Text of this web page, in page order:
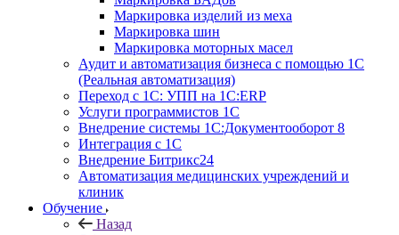
Маркировка изделий из меха
Маркировка шин
Маркировка моторных масел
Аудит и автоматизация бизнеса с помощью 1С
(Реальная автоматизация)
Переход с 1С: УПП на 1С:ERP
Услуги программистов 1С
Внедрение системы 1С:Документооборот 8
Интеграция с 1С
Внедрение Битрикс24
Автоматизация медицинских учреждений и
клиник
Обучение
Назад